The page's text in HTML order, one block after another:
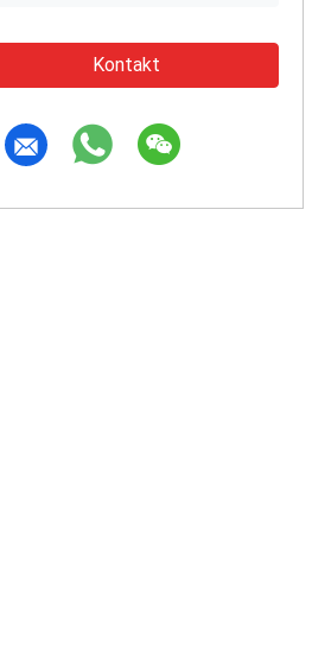
Kontakt